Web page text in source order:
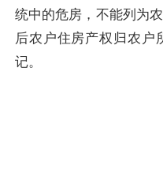
统中的危房，不能列为
后农户住房产权归农户
记。